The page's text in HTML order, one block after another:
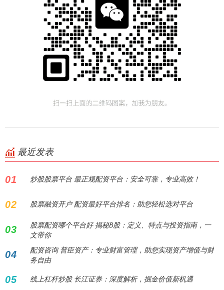
最近发表
01 炒股股票平台 最正规配资平台：安全可靠，专业高效！
02 股票融资开户 配资最好平台排名：助您轻松选对平台
03
股票配资哪个平台好 揭秘B股：定义、特点与投资指南，一
文带你
04
配资咨询 普臣资产：专业财富管理，助您实现资产增值与财
务自由
05 线上杠杆炒股 长江证券：深度解析，掘金价值新机遇